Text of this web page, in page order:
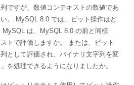
ですが、数値コンテキストの数値であ
。 MySQL 8.0 では、ビット操作はど
は、MySQL 8.0 の前と同様
トで評価しますか。 または、ビット
として評価され、バイナリ文字列を変
」 を処理できるようになりましたか。